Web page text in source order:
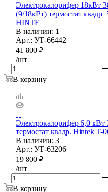
Электрокалорифер 18кВт
(9/18кВт) термостат квадр.
HINTE
В наличии: 1
Арт.: УТ-66442
41 800 ₽
/шт
В корзину
Электрокалорифер 6,0
термостат квадр. Hintek T-
В наличии: 3
Арт.: УТ-63206
19 800 ₽
/шт
В корзину